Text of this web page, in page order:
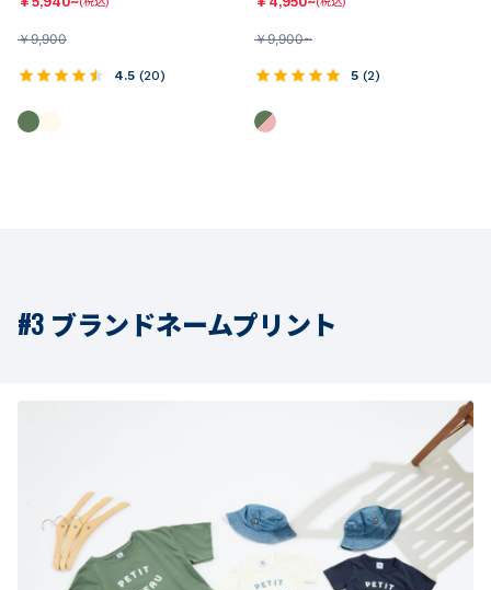
￥9,900
4.5 (20)
￥9,900~
5 (2)
#3 ブランドネームプリント